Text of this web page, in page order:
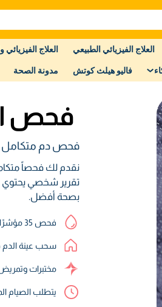
العلاج الفيزيائي الطبيعي العلاج الفيزيائي
فاليو هيلث كوتش مدونة الصحة
فحص
فحص دم متكامل
نقدم لك فحصاً
تقرير شخصي يحتوي
بصحة أفضل.
فحص 35 مؤشرًا حيويًا
سحب عينة الدم
مختبرات
يتطلب الصيام